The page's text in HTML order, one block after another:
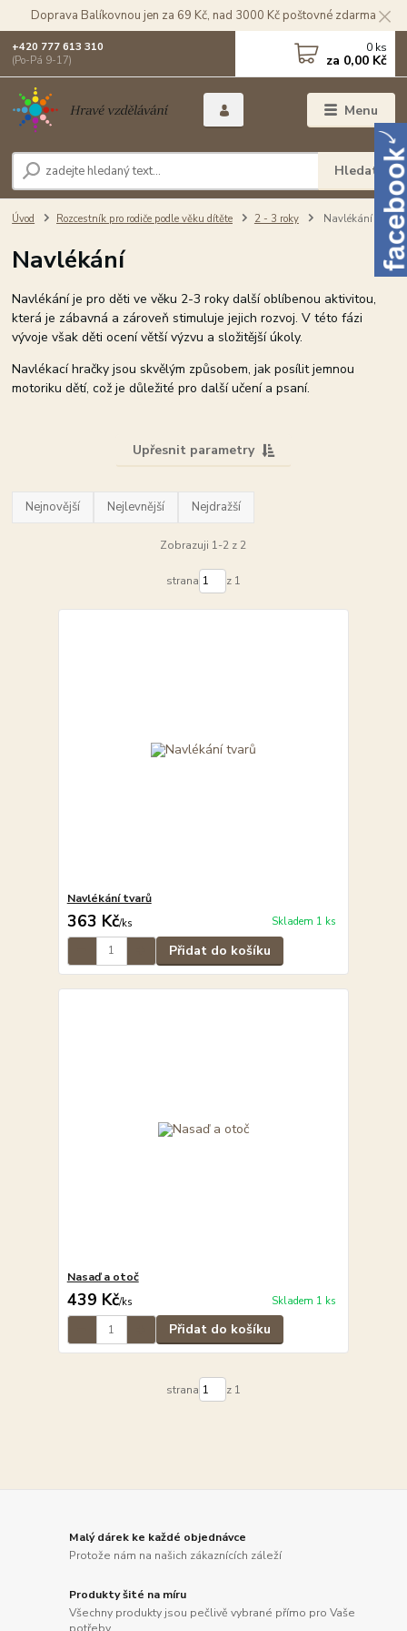
Doprava Balíkovnou jen za 69 Kč, nad 3000 Kč poštovné zdarma
Menu
Hledat
+420 777 613 310
(Po-Pá 9-17)
0 ks
za 0,00 Kč
Úvod Rozcestník pro rodiče podle věku dítěte 2 - 3 roky Navlékání
Navlékání
Navlékání je pro děti ve věku 2-3 roky další oblíbenou aktivitou,
která je zábavná a zároveň stimuluje jejich rozvoj. V této fázi
vývoje však děti ocení větší výzvu a složitější úkoly.
Navlékací hračky jsou skvělým způsobem, jak posílit jemnou
motoriku dětí, což je důležité pro další učení a psaní.
Upřesnit parametry
Nejnovější Nejlevnější Nejdražší
Zobrazuji 1-2 z 2
strana z 1
Navlékání tvarů
363 Kč/ks Skladem 1 ks
Přidat do košíku
Nasaď a otoč
439 Kč/ks Skladem 1 ks
Přidat do košíku
strana z 1
Malý dárek ke každé objednávce
Protože nám na našich zákaznících záleží
Produkty šité na míru
Všechny produkty jsou pečlivě vybrané přímo pro Vaše
potřeby